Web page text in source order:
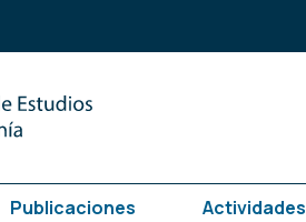
Publicaciones Actividades